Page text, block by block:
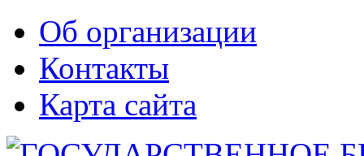
Об организации
Контакты
Карта сайта